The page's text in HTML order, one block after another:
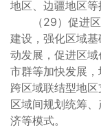
地区、边疆地区等
（29）促进区
建设，强化区域
动发展，促进区
市群等加快发展
跨区域联结型地
区域间规划统筹
济等模式。